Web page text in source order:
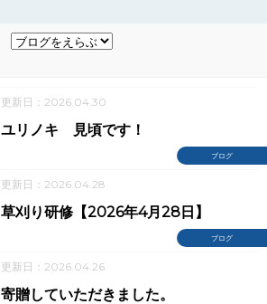
更新日：2026.04.30
ブログ
ユリノキ 見頃です！
更新日：2026.04.28
ブログ
草刈り研修【2026年4月28日】
更新日：2026.04.26
寄贈していただきました。